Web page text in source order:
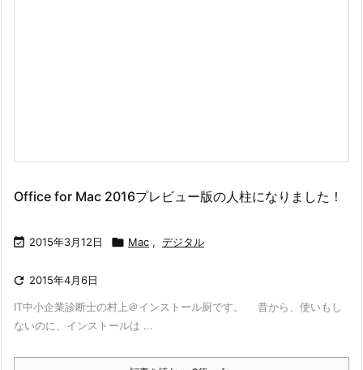
Office for Mac 2016プレビュー版の人柱になりました！
 2015年3月12日  Mac , デジタル
 2015年4月6日
IT中小企業診断士の村上＠インストール厨です。 昔から、使いもし
ないのに、インストールは ...